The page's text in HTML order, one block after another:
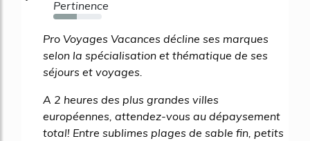
Pertinence
49%
Pro Voyages Vacances décline ses marques
selon la spécialisation et thématique de ses
séjours et voyages.
A 2 heures des plus grandes villes
européennes, attendez-vous au dépaysement
total! Entre sublimes plages de sable fin, petits